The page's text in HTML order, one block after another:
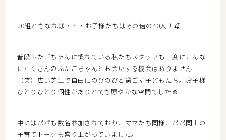
20組ともなれば・・・お子様たちはその倍の40人！🍒
普段ふたごちゃんに慣れている私たちスタッフも一度にこんな
にたくさんのふたごちゃんとお会いする機会はありません
（笑）広い芝生で自由にのびのびと過ごす子どもたち。お子様
ひとりひとり個性がありとても賑やかな空間でした☺
中にはパパも数名参加されており、ママたち同様、パパ同士の
子育てトークも盛り上がっていました。